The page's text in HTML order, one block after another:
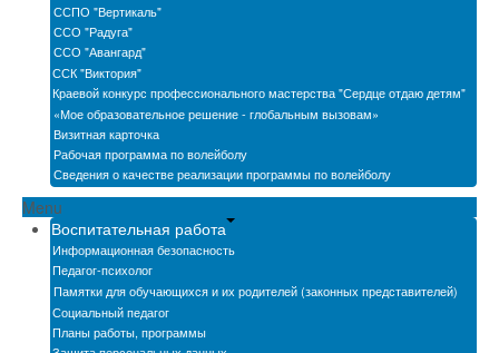
ССПО "Вертикаль"
ССО "Радуга"
ССО "Авангард"
ССК "Виктория"
Краевой конкурс профессионального мастерства "Сердце отдаю детям"
«Мое образовательное решение - глобальным вызовам»
Визитная карточка
Рабочая программа по волейболу
Сведения о качестве реализации программы по волейболу
Menu
Воспитательная работа
Информационная безопасность
Педагог-психолог
Памятки для обучающихся и их родителей (законных представителей)
Социальный педагог
Планы работы, программы